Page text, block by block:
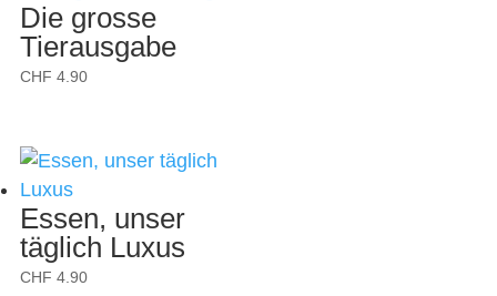
Die grosse
Tierausgabe
CHF 4.90
Essen, unser
täglich Luxus
CHF 4.90